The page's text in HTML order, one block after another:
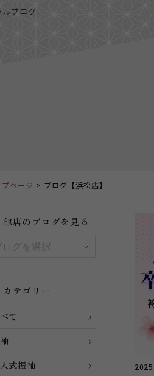
ブログ
他店のブログを見る
カテゴリー
て
式振袖
プページ ブログ【浜松店】